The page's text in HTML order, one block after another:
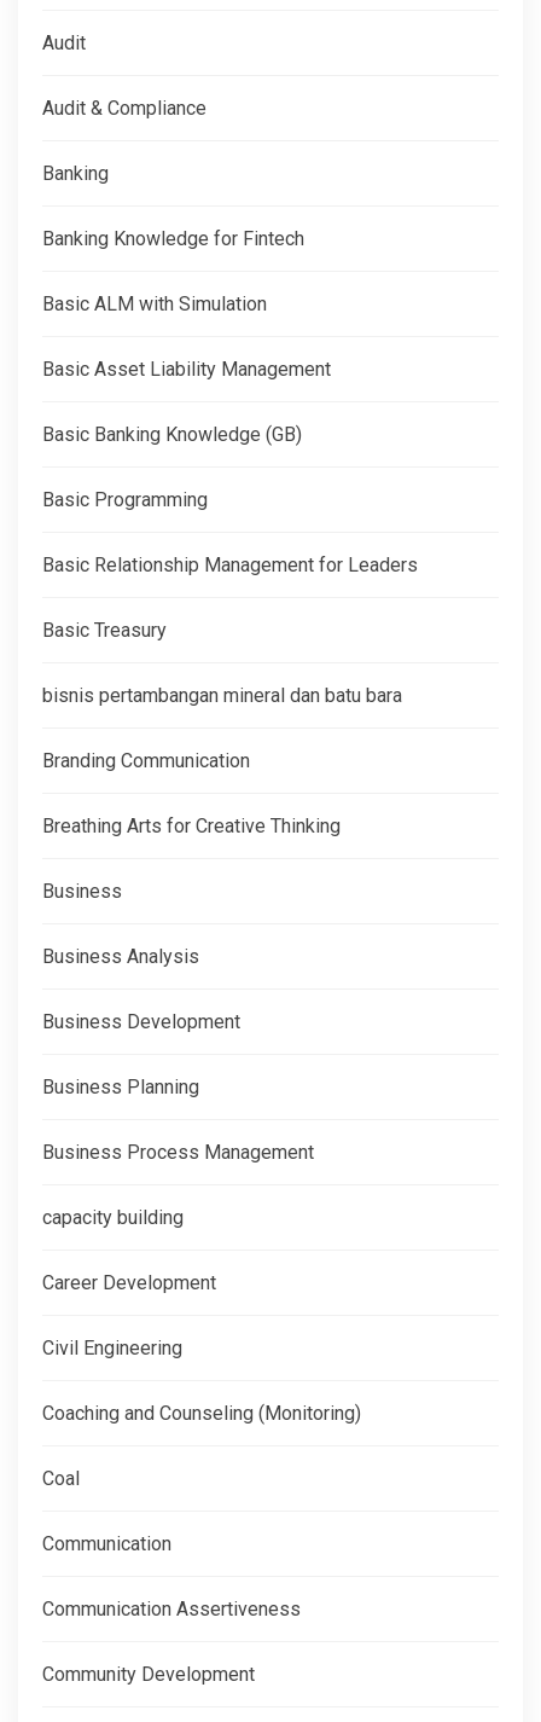
Audit
Audit & Compliance
Banking
Banking Knowledge for Fintech
Basic ALM with Simulation
Basic Asset Liability Management
Basic Banking Knowledge (GB)
Basic Programming
Basic Relationship Management for Leaders
Basic Treasury
bisnis pertambangan mineral dan batu bara
Branding Communication
Breathing Arts for Creative Thinking
Business
Business Analysis
Business Development
Business Planning
Business Process Management
capacity building
Career Development
Civil Engineering
Coaching and Counseling (Monitoring)
Coal
Communication
Communication Assertiveness
Community Development